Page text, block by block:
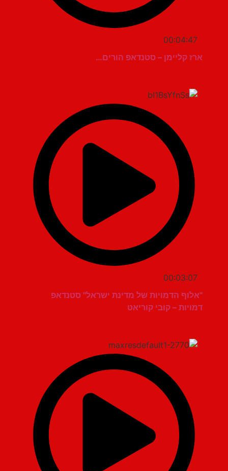
00:04:47
ארז קליימן – סטנדאפ הורים…
00:03:07
"אלוף הדמויות של מדינת ישראל" סטנדאפ
דמויות – קובי קוריאט